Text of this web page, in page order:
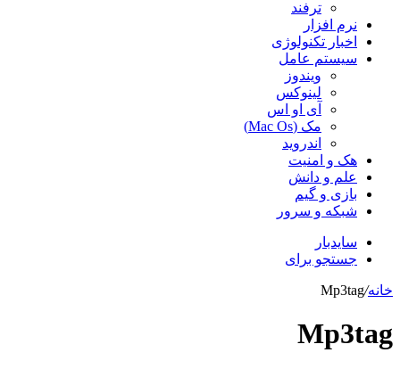
ترفند
نرم افزار
اخبار تکنولوژی
سیستم عامل
ویندوز
لینوکس
آی او اس
مک (Mac Os)
اندروید
هک و امنیت
علم و دانش
بازی و گیم
شبکه و سرور
سایدبار
جستجو برای
خانه/
Mp3tag
Mp3tag